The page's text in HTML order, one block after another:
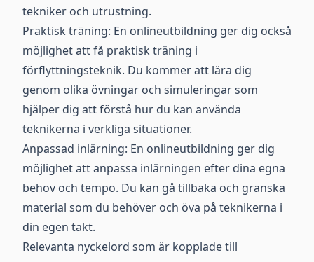
tekniker och utrustning.
Praktisk träning: En onlineutbildning ger dig också
möjlighet att få praktisk träning i
förflyttningsteknik. Du kommer att lära dig
genom olika övningar och simuleringar som
hjälper dig att förstå hur du kan använda
teknikerna i verkliga situationer.
Anpassad inlärning: En onlineutbildning ger dig
möjlighet att anpassa inlärningen efter dina egna
behov och tempo. Du kan gå tillbaka och granska
material som du behöver och öva på teknikerna i
din egen takt.
Relevanta nyckelord som är kopplade till